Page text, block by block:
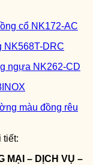
cổ NK172-AC
NK568T-DRC
ngựa NK262-CD
màu đồng rêu
tiết:
MẠ I – D CH VỤ –